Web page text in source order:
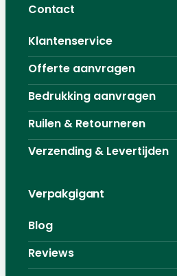
Contact
Klantenservice
Offerte aanvragen
Bedrukking aanvragen
Ruilen & Retourneren
Verzending & Levertijden
Verpakgigant
Blog
Reviews